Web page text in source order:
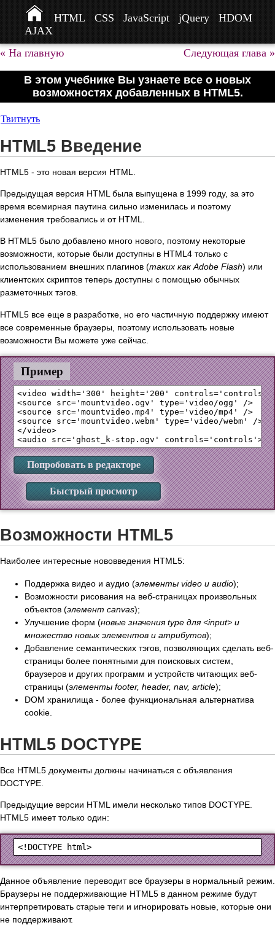
HTML CSS JavaScript jQuery
HDOM
AJAX
« На главную
Следующая глава »
В этом учебнике Вы узнаете все о новых
возможностях добавленных в HTML5.
Твитнуть
HTML5 Введение
HTML5 - это новая версия HTML.
Предыдущая версия HTML была выпущена в 1999 году, за это
время всемирная паутина сильно изменилась и поэтому
изменения требовались и от HTML.
В HTML5 было добавлено много нового, поэтому некоторые
возможности, которые были доступны в HTML4 только с
использованием внешних плагинов (таких как Adobe Flash) или
клиентских скриптов теперь доступны с помощью обычных
разметочных тэгов.
HTML5 все еще в разработке, но его частичную поддержку имеют
все современные браузеры, поэтому использовать новые
возможности Вы можете уже сейчас.
Пример
<video width='300' height='200' controls='controls'>
<source src='mountvideo.ogv' type='video/ogg' />
<source src='mountvideo.mp4' type='video/mp4' />
<source src='mountvideo.webm' type='video/webm' />
</video>
Попробовать в редакторе
Быстрый просмотр
Возможности HTML5
Наиболее интересные нововведения HTML5:
Поддержка видео и аудио (элементы video и audio);
Возможности рисования на веб-страницах произвольных
объектов (элемент canvas);
Улучшение форм (новые значения type для <input> и
множество новых элементов и атрибутов);
Добавление семантических тэгов, позволяющих сделать веб-
страницы более понятными для поисковых систем,
браузеров и других программ и устройств читающих веб-
страницы (элементы footer, header, nav, article);
DOM хранилища - более функциональная альтернатива
cookie.
HTML5 DOCTYPE
Все HTML5 документы должны начинаться с объявления
DOCTYPE.
Предыдущие версии HTML имели несколько типов DOCTYPE.
HTML5 имеет только один:
Данное объявление переводит все браузеры в нормальный режим.
Браузеры не поддерживающие HTML5 в данном режиме будут
интерпретировать старые теги и игнорировать новые, которые они
не поддерживают.